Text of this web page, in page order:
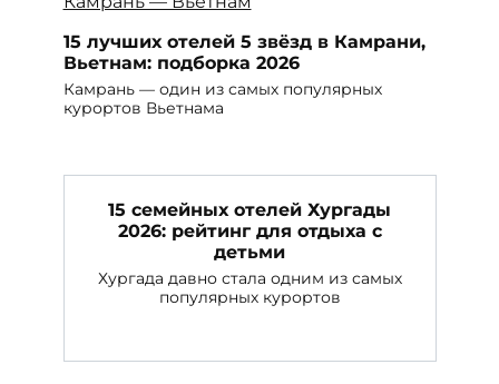
15 лучших отелей 5 звёзд в Камрани,
Вьетнам: подборка 2026
Камрань — один из самых популярных
курортов Вьетнама
15 семейных отелей Хургады
2026: рейтинг для отдыха с
детьми
Хургада давно стала одним из самых
популярных курортов